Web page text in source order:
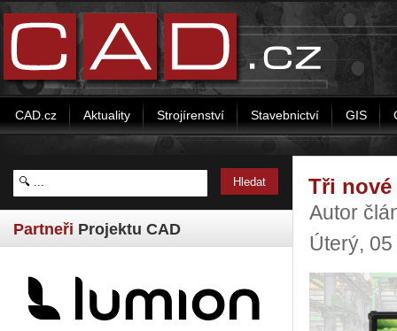
CAD.cz Aktuality Strojírenství Stavebnictví GIS
Partneři Projektu CAD
Tři nové
Autor
Úterý,